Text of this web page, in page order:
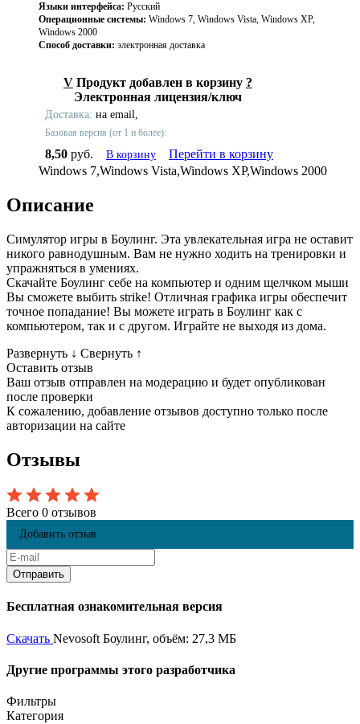
Языки интерфейса: Русский
Операционные системы: Windows 7, Windows Vista, Windows XP,
Windows 2000
Способ доставки: электронная доставка
V Продукт добавлен в корзину ?
Электронная лицензия/ключ
Доставка: на email,
Базовая версия (от 1 и более):
8,50 руб. В корзину
Перейти в корзину
Windows 7,Windows Vista,Windows XP,Windows 2000
Описание
Симулятор игры в Боулинг. Эта увлекательная игра не оставит
никого равнодушным. Вам не нужно ходить на тренировки и
упражняться в умениях.
Скачайте Боулинг себе на компьютер и одним щелчком мыши
Вы сможете выбить strike! Отличная графика игры обеспечит
точное попадание! Вы можете играть в Боулинг как с
компьютером, так и с другом. Играйте не выходя из дома.
Развернуть ↓ Свернуть ↑
Оставить отзыв
Ваш отзыв отправлен на модерацию и будет опубликован
после проверки
К сожалению, добавление отзывов доступно только после
авторизации на сайте
Отзывы
Всего 0 отзывов
Добавить отзыв
Бесплатная ознакомительная версия
Скачать Nevosoft Боулинг, объём: 27,3 МБ
Другие программы этого разработчика
Фильтры
Категория